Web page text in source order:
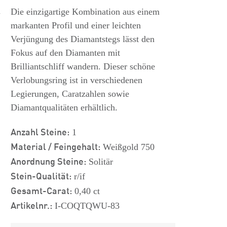
Die einzigartige Kombination aus einem
markanten Profil und einer leichten
Verjüngung des Diamantstegs lässt den
Fokus auf den Diamanten mit
Brilliantschliff wandern. Dieser schöne
Verlobungsring ist in verschiedenen
Legierungen, Caratzahlen sowie
Diamantqualitäten erhältlich.
Anzahl Steine: 1
Material / Feingehalt: Weißgold 750
Anordnung Steine: Solitär
Stein-Qualität: r/if
Gesamt-Carat: 0,40 ct
Artikelnr.: I-COQTQWU-83